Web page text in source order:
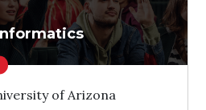
Tham vấn Interlink
of Arizona